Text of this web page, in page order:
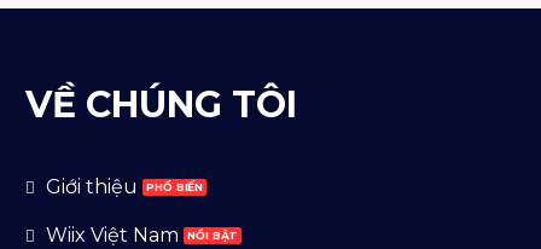
VỀ CHÚNG TÔI
Giới thiệu
Wiix Việt Nam